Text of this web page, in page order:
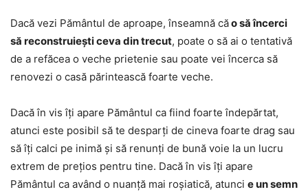
Dacă vezi Pământul de aproape, înseamnă căo să încerci
să reconstruiești ceva din trecut, poate o să ai o tentativă
de a refăcea o veche prietenie sau poate vei încerca să
renovezi o casă părintească foarte veche.
Dacă în vis îți apare Pământul ca fiind foarte îndepărtat,
atunci este posibil să te desparți de cineva foarte drag sau
să îți calci pe inimă și să renunți de bună voie la un lucru
extrem de prețios pentru tine. Dacă în vis îți apare
Pământul ca având o nuanță mai roșiatică, atunci e un semn